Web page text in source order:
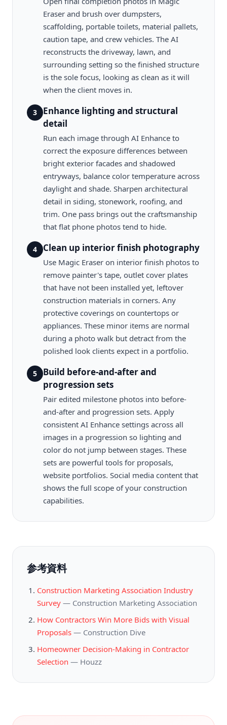
Eraser and brush over dumpsters,
scaffolding, portable toilets, material pallets,
caution tape, and crew vehicles. The AI
reconstructs the driveway, lawn, and
surrounding setting so the finished structure
is the sole focus, looking as clean as it will
when the client moves in.
3
Enhance lighting and structural
detail
Run each image through AI Enhance to
correct the exposure differences between
bright exterior facades and shadowed
entryways, balance color temperature across
daylight and shade. Sharpen architectural
detail in siding, stonework, roofing, and
trim. One pass brings out the craftsmanship
that flat phone photos tend to hide.
4 Clean up interior finish photography
Use Magic Eraser on interior finish photos to
remove painter's tape, outlet cover plates
that have not been installed yet, leftover
construction materials in corners. Any
protective coverings on countertops or
appliances. These minor items are normal
during a photo walk but detract from the
polished look clients expect in a portfolio.
5
Build before-and-after and
progression sets
Pair edited milestone photos into before-
and-after and progression sets. Apply
consistent AI Enhance settings across all
images in a progression so lighting and
color do not jump between stages. These
sets are powerful tools for proposals,
website portfolios. Social media content that
shows the full scope of your construction
capabilities.
参考資料
Construction Marketing Association Industry
Survey — Construction Marketing Association
How Contractors Win More Bids with Visual
Proposals — Construction Dive
Homeowner Decision-Making in Contractor
Selection — Houzz